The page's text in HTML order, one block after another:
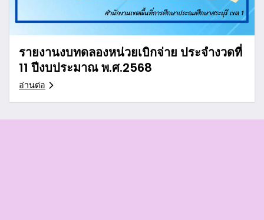
รายงานงบทดลองหน่วยเบิกจ่าย ประจำงวดที่
11 ปีงบประมาณ พ.ศ.2568
อ่านต่อ